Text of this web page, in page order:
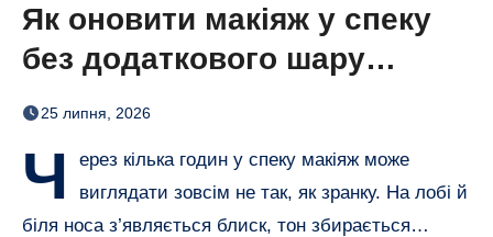
Як оновити макіяж у спеку
без додаткового шару
тонального засобу
25 липня, 2026
Ч
ерез кілька годин у спеку макіяж може
виглядати зовсім не так, як зранку. На лобі й
біля носа з’являється блиск, тон збирається…